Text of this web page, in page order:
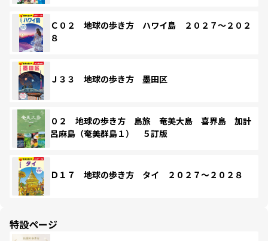
Ｃ０２ 地球の歩き方 ハワイ島 ２０２７～２０２
８
Ｊ３３ 地球の歩き方 墨田区
０２ 地球の歩き方 島旅 奄美大島 喜界島 加計
呂麻島（奄美群島１） ５訂版
Ｄ１７ 地球の歩き方 タイ ２０２７～２０２８
特設ページ